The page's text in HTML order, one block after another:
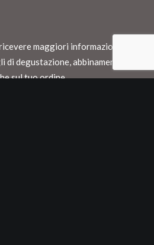
maggiori informazioni
degustazione, abbinamento o
sul tuo ordine.